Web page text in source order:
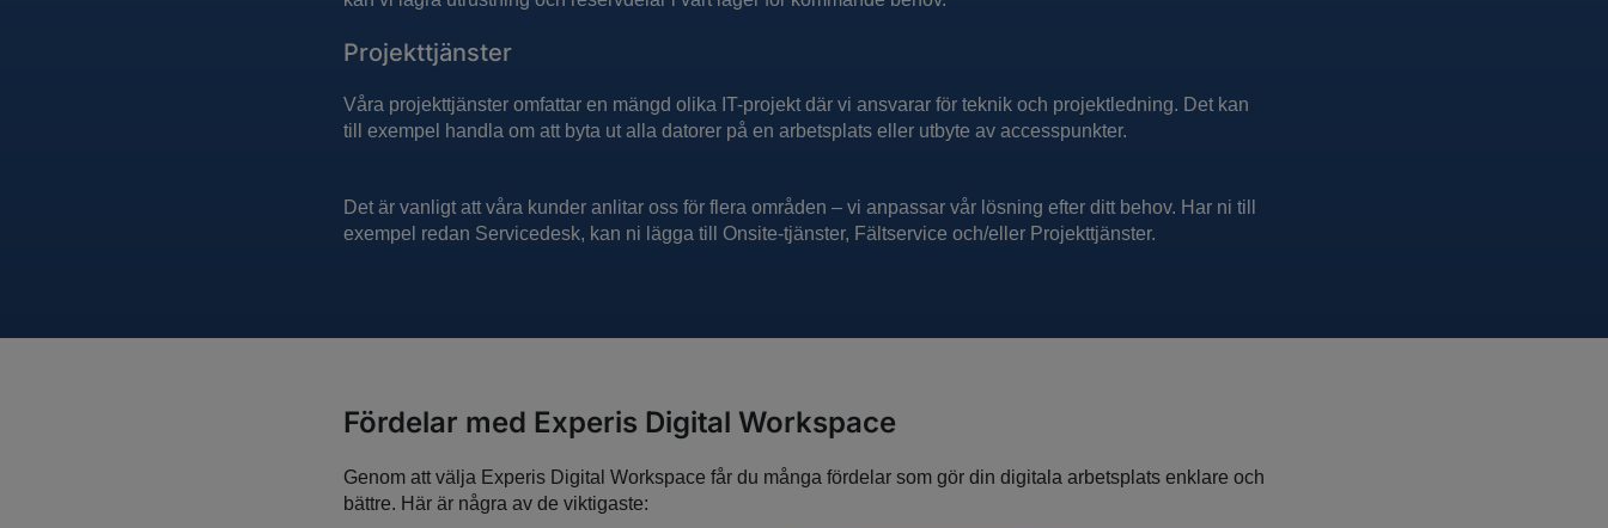
Projekttjänster
Våra projekttjänster omfattar en mängd olika IT-projekt där vi ansvarar för teknik och projektledning. Det kan
till exempel handla om att byta ut alla datorer på en arbetsplats eller utbyte av accesspunkter.
Det är vanligt att våra kunder anlitar oss för flera områden – vi anpassar vår lösning efter ditt behov. Har ni till
exempel redan Servicedesk, kan ni lägga till Onsite-tjänster, Fältservice och/eller Projekttjänster.
Fördelar med Experis Digital Workspace
Genom att välja Experis Digital Workspace får du många fördelar som gör din digitala arbetsplats enklare och
bättre. Här är några av de viktigaste: